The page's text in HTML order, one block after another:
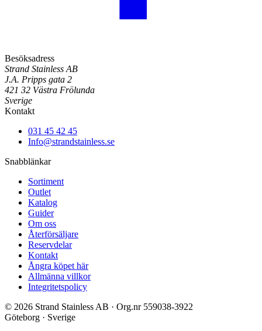
Besöksadress
Strand Stainless AB
J.A. Pripps gata 2
421 32 Västra Frölunda
Sverige
Kontakt
031 45 42 45
Info@strandstainless.se
Snabblänkar
Sortiment
Outlet
Katalog
Guider
Om oss
Återförsäljare
Reservdelar
Kontakt
Ångra köpet här
Allmänna villkor
Integritetspolicy
© 2026 Strand Stainless AB · Org.nr 559038-3922
Göteborg · Sverige